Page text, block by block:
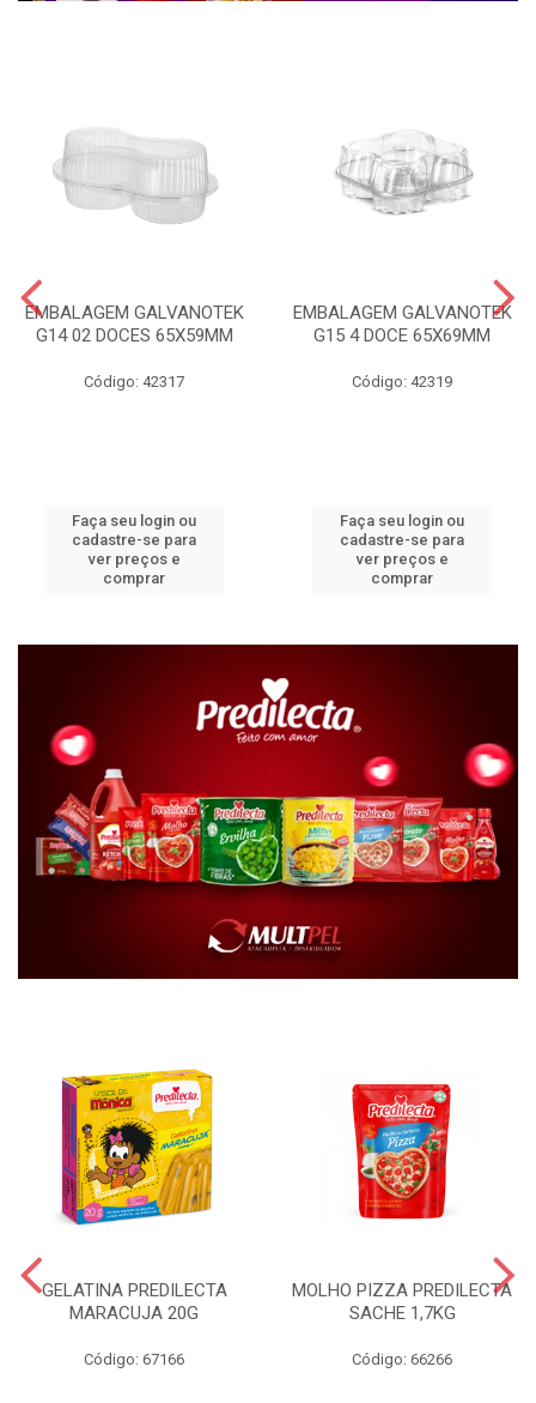
EMBALAGEM GALVANOTEK
G14 02 DOCES 65X59MM
Código: 42317
Faça seu login ou
cadastre-se para
ver preços e
comprar
EMBALAGEM GALVANOTEK
G15 4 DOCE 65X69MM
Código: 42319
Faça seu login ou
cadastre-se para
ver preços e
comprar
GELATINA PREDILECTA
MARACUJA 20G
Código: 67166
MOLHO PIZZA PREDILECTA
SACHE 1,7KG
Código: 66266